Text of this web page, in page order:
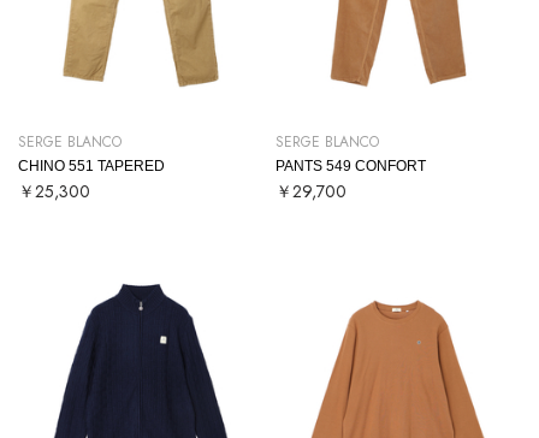
SERGE BLANCO
CHINO 551 TAPERED
￥25,300
SERGE BLANCO
PANTS 549 CONFORT
￥29,700